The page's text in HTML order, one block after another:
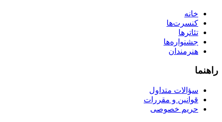
خانه
کنسرت‌ها
تئاترها
جشنواره‌ها
هنرمندان
راهنما
سؤالات متداول
قوانین و مقررات
حریم خصوصی